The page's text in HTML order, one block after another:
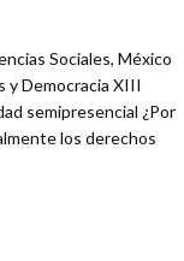
Sociales, México
y Democracia XIII
semipresencial ¿Por
los derechos